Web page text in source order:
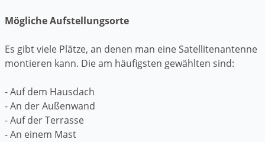
Mögliche Aufstellungsorte
Es gibt viele Plätze, an denen man eine Satellitenantenne
montieren kann. Die am häufigsten gewählten sind:
- Auf dem Hausdach
- An der Außenwand
- Auf der Terrasse
- An einem Mast